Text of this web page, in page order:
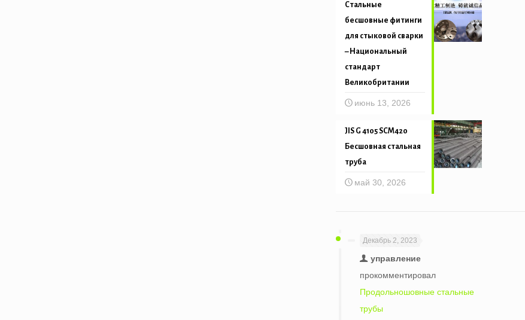
Стальные
бесшовные фитинги
для стыковой сварки
– Национальный
стандарт
Великобритании
июнь 13, 2026
JIS G 4105 SCM420
Бесшовная стальная
труба
май 30, 2026
Декабрь 2, 2023
управление
прокомментировал
Продольношовные стальные
трубы